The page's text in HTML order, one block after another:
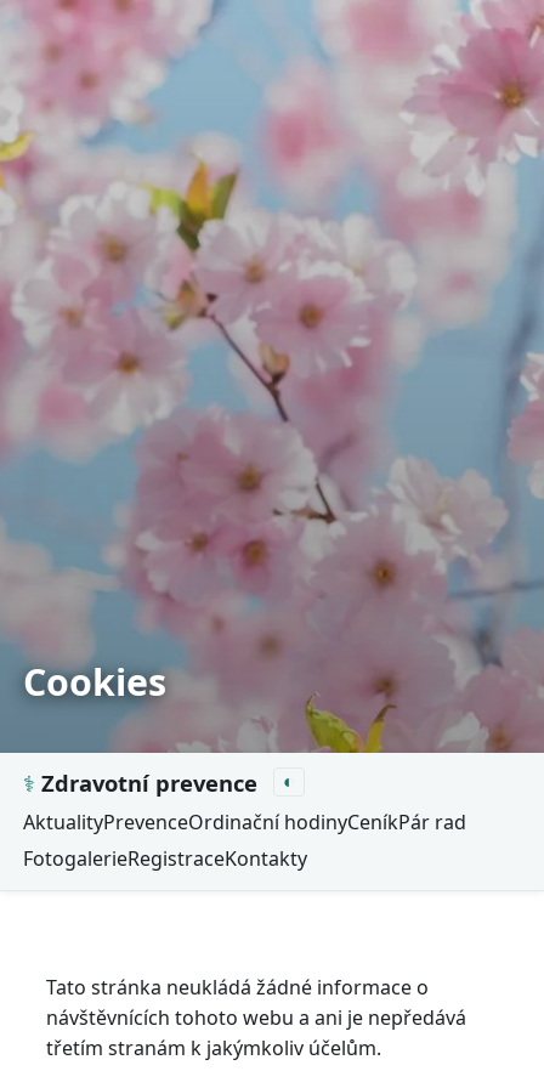
Cookies
⚕ Zdravotní prevence
AktualityPrevenceOrdinační hodinyCeníkPár rad
FotogalerieRegistraceKontakty
◐
Tato stránka neukládá žádné informace o
návštěvnících tohoto webu a ani je nepředává
třetím stranám k jakýmkoliv účelům.